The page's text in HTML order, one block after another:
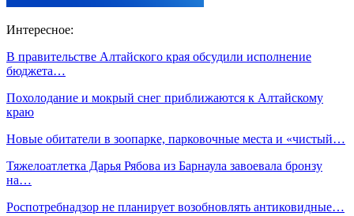
Интересное:
В правительстве Алтайского края обсудили исполнение
бюджета…
Похолодание и мокрый снег приближаются к Алтайскому
краю
Новые обитатели в зоопарке, парковочные места и «чистый…
Тяжелоатлетка Дарья Рябова из Барнаула завоевала бронзу
на…
Роспотребнадзор не планирует возобновлять антиковидные…